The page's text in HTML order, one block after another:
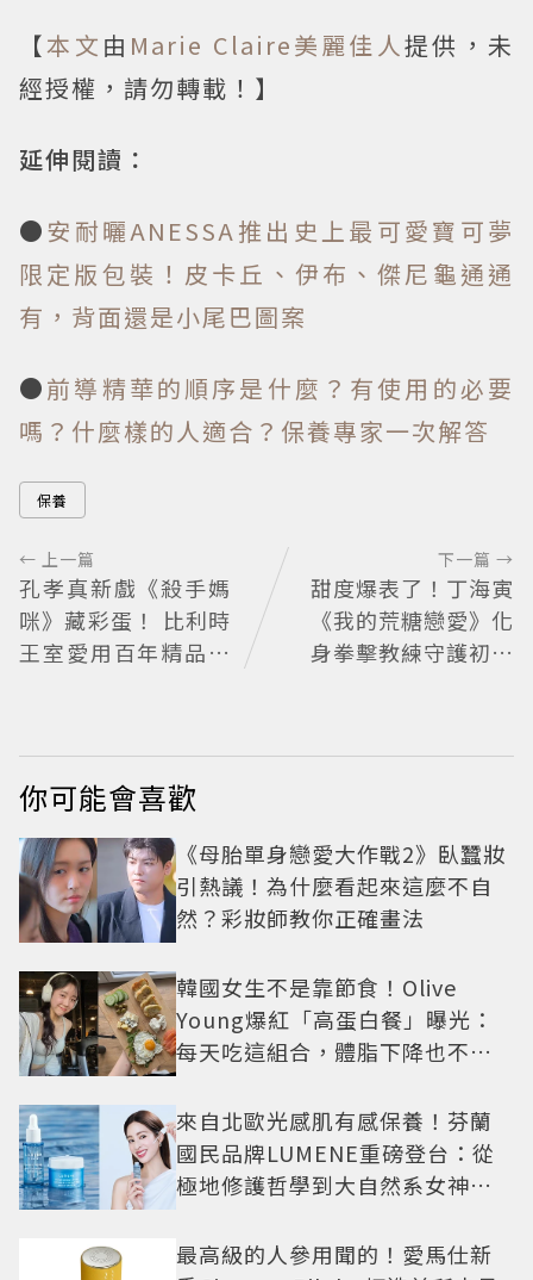
【本文 由 Marie Claire美麗佳人提供，未
經授權，請勿轉載！】
延伸閱讀：
●安耐曬ANESSA推出史上最可愛寶可夢
限定版包裝！皮卡丘、伊布、傑尼龜通通
有，背面還是小尾巴圖案
●前導精華的順序是什麼？有使用的必要
嗎？什麼樣的人適合？保養專家一次解答
保養
← 上一篇
孔孝真新戲《殺手媽
咪》藏彩蛋！ 比利時
王室愛用百年精品也
下一篇 →
甜度爆表了！丁海寅
《我的荒糖戀愛》化
身拳擊教練守護初戀
你可能會喜歡
《母胎單身戀愛大作戰2》臥蠶妝
引熱議！為什麼看起來這麼不自
然？彩妝師教你正確畫法
韓國女生不是靠節食！Olive
Young爆紅「高蛋白餐」曝光：
每天吃這組合，體脂下降也不怕
來自北歐光感肌有感保養！芬蘭
國民品牌LUMENE重磅登台：從
極地修護哲學到大自然系女神莫
最高級的人參用聞的！愛馬仕新